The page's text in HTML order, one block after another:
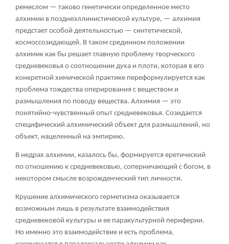
ремеслом — таково генетически определенное место
алхимии в позднеэллинистической культуре, — алхимия
предстает особой деятельностью — синтетической,
космоссозидающей. В таком срединном положении
алхимик как бы решает главную проблему творческого
средневековья о соотношении духа и плоти, которая в его
конкретной химической практике переформулируется как
проблема тождества оперирования с веществом и
размышления по поводу вещества. Алхимия — это
понятийно-чувственный опыт средневековья. Созидается
специфический алхимический объект для размышлений, но
объект, нацеленный на эмпирию.
В недрах алхимии, казалось бы, формируется еретический
по отношению к средневековью, соперничающий с богом, в
некотором смысле возрожденческий тип личности.
Крушение алхимического герметизма оказывается
возможным лишь в результате взаимодействия
средневековой культуры и ее паракультурной периферии.
Но именно это взаимодействие и есть проблема,